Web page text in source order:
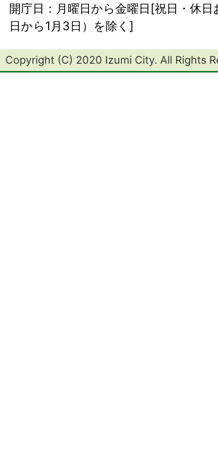
開庁日：月曜日から金曜日[祝日・休
日から1月3日）を除く]
Copyright (C) 2020 Izumi City. All Rights